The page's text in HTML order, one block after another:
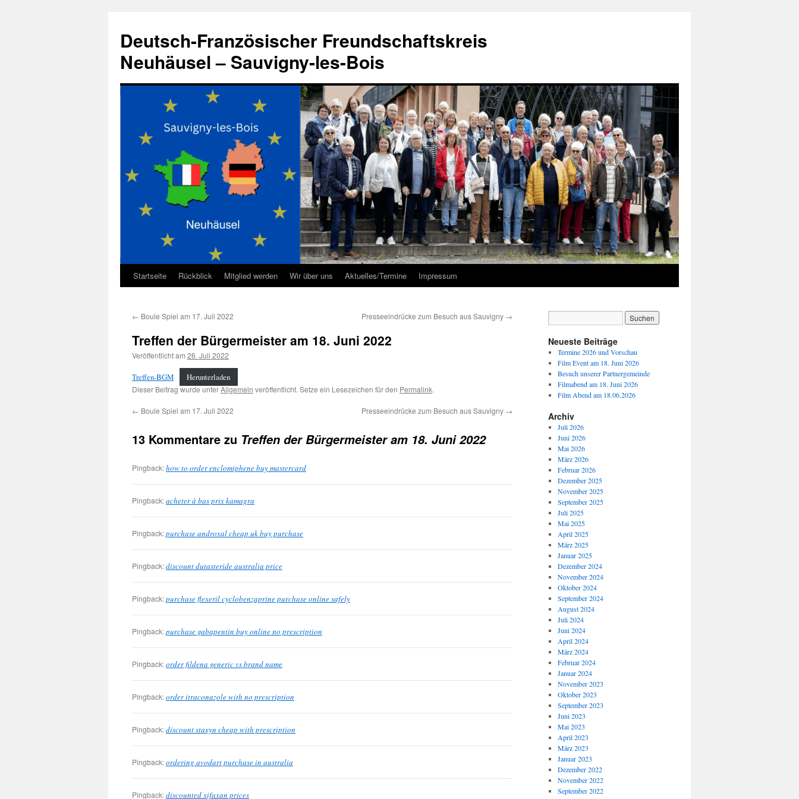
springen
Deutsch-Französischer Freundschaftskreis
Neuhäusel – Sauvigny-les-Bois
Startseite Rückblick Mitglied werden Wir über uns Aktuelles/Termine Impressum
← Boule Spiel am 17. Juli 2022 Presseeindrücke zum Besuch aus Sauvigny →
Treffen der Bürgermeister am 18. Juni 2022
Veröffentlicht am 26. Juli 2022
Treffen-BGM Herunterladen
Dieser Beitrag wurde unterAllgemein veröffentlicht. Setze ein Lesezeichen für den Permalink.
← Boule Spiel am 17. Juli 2022 Presseeindrücke zum Besuch aus Sauvigny →
13 Kommentare zu Treffen der Bürgermeister am 18. Juni 2022
Pingback:how to order enclomiphene buy mastercard
Pingback:acheter à bas prix kamagra
Pingback:purchase androxal cheap uk buy purchase
Pingback:discount dutasteride australia price
Pingback:purchase flexeril cyclobenzaprine purchase online safely
Pingback:purchase gabapentin buy online no prescription
Pingback:order fildena generic vs brand name
Pingback:order itraconazole with no prescription
Pingback:discount staxyn cheap with prescription
Pingback:ordering avodart purchase in australia
Pingback:discounted xifaxan prices
Neueste Beiträge
Termine 2026 und Vorschau
Film Event am 18. Juni 2026
Besuch unserer Partnergemeinde
Filmabend am 18. Juni 2026
Film Abend am 18.06.2026
Archiv
Juli 2026
Juni 2026
Mai 2026
März 2026
Februar 2026
Dezember 2025
November 2025
September 2025
Juli 2025
Mai 2025
April 2025
März 2025
Januar 2025
Dezember 2024
November 2024
Oktober 2024
September 2024
August 2024
Juli 2024
Juni 2024
April 2024
März 2024
Februar 2024
Januar 2024
November 2023
Oktober 2023
September 2023
Juni 2023
Mai 2023
April 2023
März 2023
Januar 2023
Dezember 2022
November 2022
September 2022